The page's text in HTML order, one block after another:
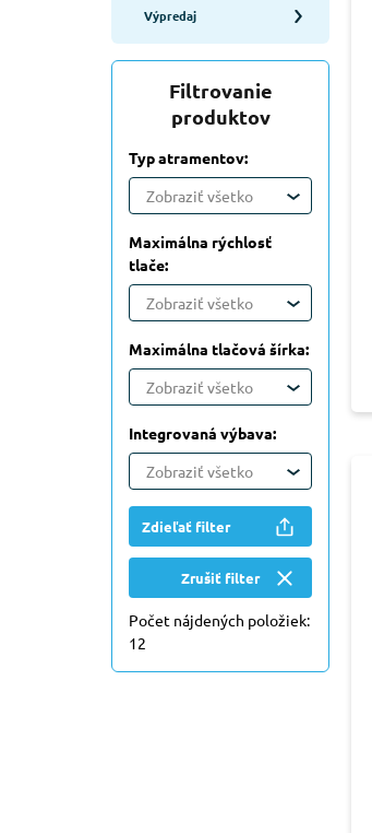
Výpredaj
Filtrovanie
produktov
Typ atramentov:
Zobraziť všetko
Maximálna rýchlosť
tlače:
Zobraziť všetko
Maximálna tlačová šírka:
Zobraziť všetko
Integrovaná výbava:
Zobraziť všetko
Zdieľať filter
Zrušiť filter
Počet nájdených položiek:
12